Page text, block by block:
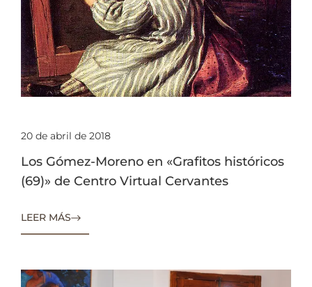
20 de abril de 2018
Los Gómez-Moreno en «Grafitos históricos
(69)» de Centro Virtual Cervantes
LEER MÁS